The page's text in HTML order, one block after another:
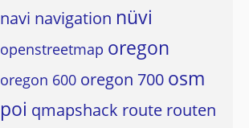
navi navigation nüvi
openstreetmap oregon
oregon 600 oregon 700 osm
poi qmapshack route routen